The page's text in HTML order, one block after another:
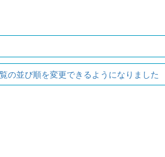
の並び順を変更できるようになりました